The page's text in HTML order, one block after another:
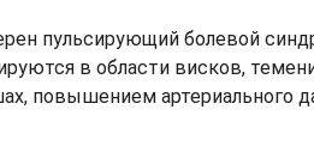
пульсирующий болевой
в области висков,
повышением артериального